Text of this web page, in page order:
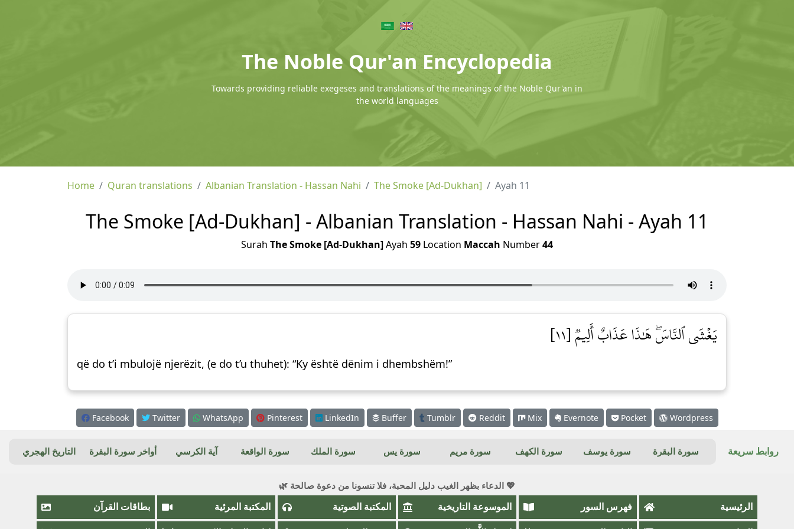
The Noble Qur'an Encyclopedia
Towards providing reliable exegeses and translations of the meanings of the Noble Qur'an in
the world languages
Home Quran translations Albanian Translation - Hassan Nahi The Smoke [Ad-Dukhan] Ayah 11
The Smoke [Ad-Dukhan] - Albanian Translation - Hassan Nahi - Ayah 11
Surah The Smoke [Ad-Dukhan]Ayah 59 Location Maccah Number44
يَغۡشَى ٱلنَّاسَۖ هَٰذَا عَذَابٌ أَلِيمٞ [١١]
që do t’i mbulojë njerëzit, (e do t’u thuhet): “Ky është dënim i dhembshëm!”
Facebook Twitter WhatsApp Pinterest LinkedIn Buffer Tumblr Reddit Mix Evernote Pocket Wordpress
روابط سريعة سورة البقرة سورة يوسف سورة الكهف سورة مريم سورة يس سورة الملك سورة الواقعة آية الكرسي أواخر سورة البقرة التاريخ الهجري
💖 الدعاء بظهر الغيب دليل المحبة، فلا تنسونا من دعوة صالحة 🌿
الرئيسية فهرس السور الموسوعة التاريخية المكتبة الصوتية المكتبة المرئية بطاقات القرآن